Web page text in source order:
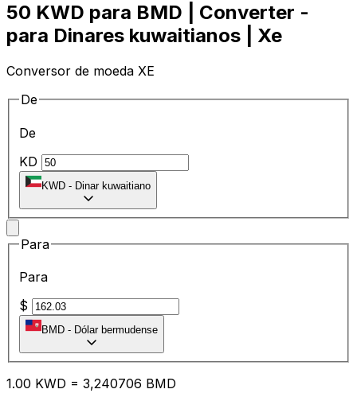
50 KWD para BMD | Converter -
para Dinares kuwaitianos | Xe
Conversor de moeda XE
De
De
KD
KWD - Dinar kuwaitiano
Para
Para
$
BMD - Dólar bermudense
1.00 KWD = 3,240706 BMD